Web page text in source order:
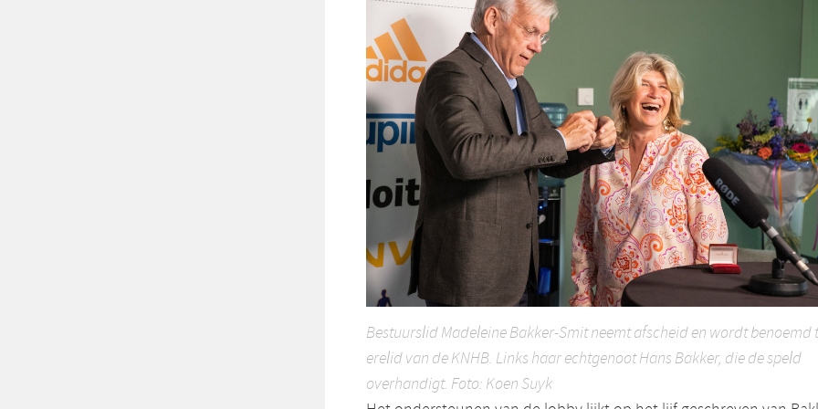
Bestuurslid Madeleine Bakker-Smit neemt afscheid en wordt benoemd
erelid van de KNHB. Links haar echtgenoot Hans Bakker, die de speld
overhandigt. Foto: Koen Suyk